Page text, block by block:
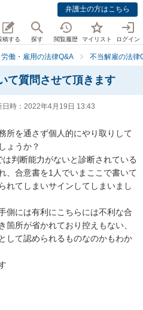
弁護士の方はこちら
稿する 探す 閲覧履歴 マイリスト ログイン
労働・雇用の法律Q&A 不当解雇の法律
て質問させて頂きます
時： 2022年4月19日 13:43
所を通さず個人的にやり取りして
ょうか？
判断能力がないと診断されている
、合意書を1人でいまここで書いて
れてしまいサインしてしまいまし
側には有利にこちらには不利な合
所が省かれており控えもない、
して認められるものなのかもわか